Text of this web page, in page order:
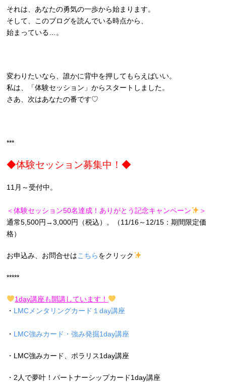
それは、あなたの勇気の一歩から始まります。
そして、このブログを読んでいる時点から、
始まっている…。
変わりたいなら、誰かに背中を押してもらえばいい。
私は、「体験セッション」からスタートしました。
さあ、次はあなたの番です♡
***
◆体験セッション募集中！◆
11月～受付中。
＜体験セッション50名達成！ありがとう記念キャンペーン
＞
通常5,500円→3,000円（税込）。（11/16～12/15：期間限定価
格）
お申込み、お問合せはこちらをクリック
*****
1day講座も開講しています！
・ LMCメンタリングカード１day講座
・ LMC強みカード・強み発掘1day講座
・LMC強みカード、ポラリス1day講座
・2人で夢叶！パートナーシップカード1day講座